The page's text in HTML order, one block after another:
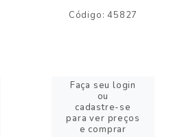
Código: 45827
Faça seu login
ou
cadastre-se
para ver preços
e comprar